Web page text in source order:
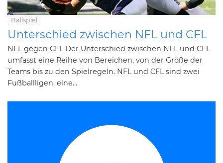
Ballspiel
Unterschied zwischen NFL und CFL
NFL gegen CFL Der Unterschied zwischen NFL und CFL
umfasst eine Reihe von Bereichen, von der Größe der
Teams bis zu den Spielregeln. NFL und CFL sind zwei
Fußballligen, eine...